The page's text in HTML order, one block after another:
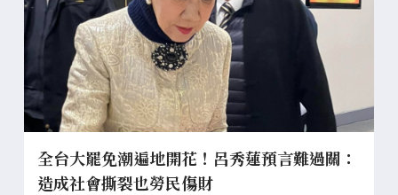
全台大罷免潮遍地開花！呂秀蓮預言難過關：
造成社會撕裂也勞民傷財